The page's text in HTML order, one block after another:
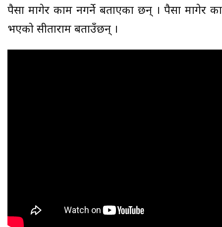
पैसा मागेर काम नगर्ने बताएका छन् । पैसा मागेर
भएको सीताराम बताउँछन् ।